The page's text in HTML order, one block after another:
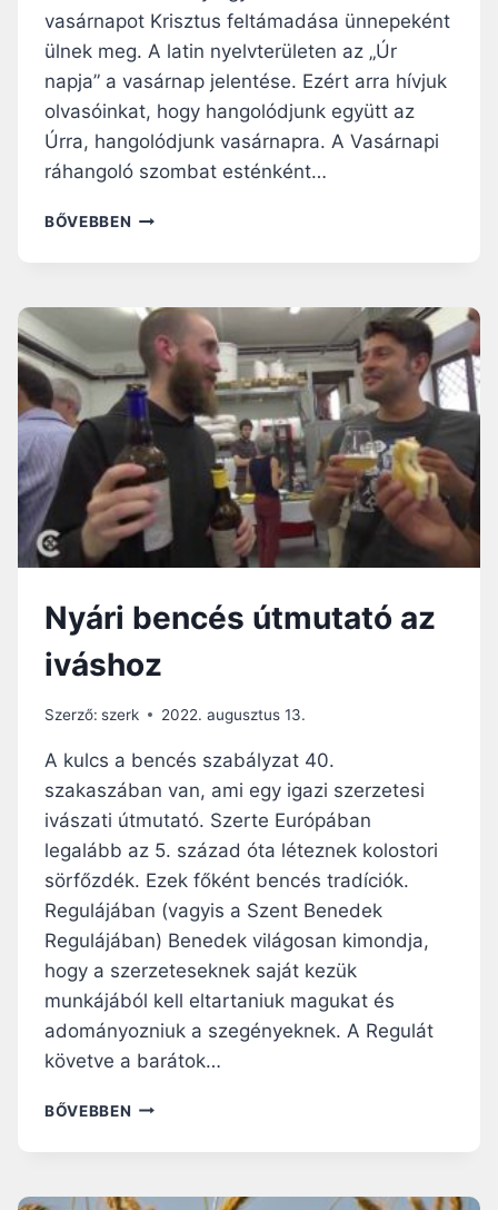
S
M
I
vasárnapot Krisztus feltámadása ünnepeként
ülnek meg. A latin nyelvterületen az „Úr
napja” a vasárnap jelentése. Ezért arra hívjuk
olvasóinkat, hogy hangolódjunk együtt az
Úrra, hangolódjunk vasárnapra. A Vasárnapi
ráhangoló szombat esténként…
BŐVEBBEN
R
N
A
P
R
Á
H
A
N
O
Ó
I
A
I
E
L
T
T
Ő
D
S
Nyári bencés útmutató az
iváshoz
Szerző: szerk 2022. augusztus 13.
A kulcs a bencés szabályzat 40.
szakaszában van, ami egy igazi szerzetesi
ivászati útmutató. Szerte Európában
legalább az 5. század óta léteznek kolostori
sörfőzdék. Ezek főként bencés tradíciók.
Regulájában (vagyis a Szent Benedek
Regulájában) Benedek világosan kimondja,
hogy a szerzeteseknek saját kezük
munkájából kell eltartaniuk magukat és
adományozniuk a szegényeknek. A Regulát
követve a barátok…
BŐVEBBEN N
I